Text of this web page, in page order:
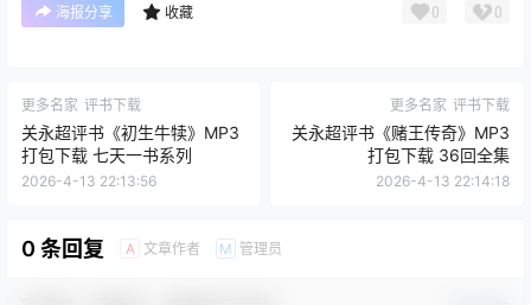
海报分享 收藏 0 0
更多名家 评书下载
关永超评书《初生牛犊》MP3
打包下载 七天一书系列
2026-4-13 22:13:56
更多名家 评书下载
关永超评书《赌王传奇》MP3
打包下载 36回全集
2026-4-13 22:14:18
0 条回复 A 文章作者 M 管理员